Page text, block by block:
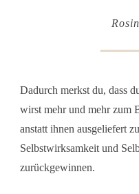
Dadurch merkst du, dass
wirst mehr und mehr zum
anstatt ihnen ausgeliefert
Selbstwirksamkeit und
zurückgewinnen.